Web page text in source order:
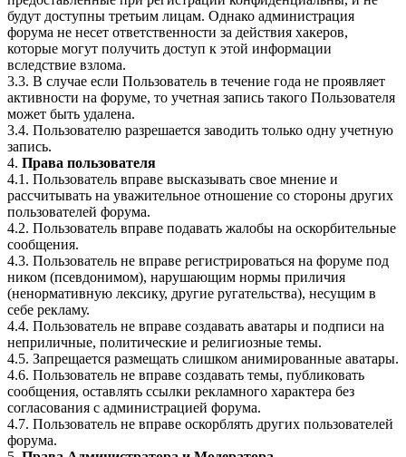
будут доступны третьим лицам. Однако администрация
форума не несет ответственности за действия хакеров,
которые могут получить доступ к этой информации
вследствие взлома.
3.3. В случае если Пользователь в течение года не проявляет
активности на форуме, то учетная запись такого Пользователя
может быть удалена.
3.4. Пользователю разрешается заводить только одну учетную
запись.
4. Права пользователя
4.1. Пользователь вправе высказывать свое мнение и
рассчитывать на уважительное отношение со стороны других
пользователей форума.
4.2. Пользователь вправе подавать жалобы на оскорбительные
сообщения.
4.3. Пользователь не вправе регистрироваться на форуме под
ником (псевдонимом), нарушающим нормы приличия
(ненормативную лексику, другие ругательства), несущим в
себе рекламу.
4.4. Пользователь не вправе создавать аватары и подписи на
неприличные, политические и религиозные темы.
4.5. Запрещается размещать слишком анимированные аватары.
4.6. Пользователь не вправе создавать темы, публиковать
сообщения, оставлять ссылки рекламного характера без
согласования с администрацией форума.
4.7. Пользователь не вправе оскорблять других пользователей
форума.